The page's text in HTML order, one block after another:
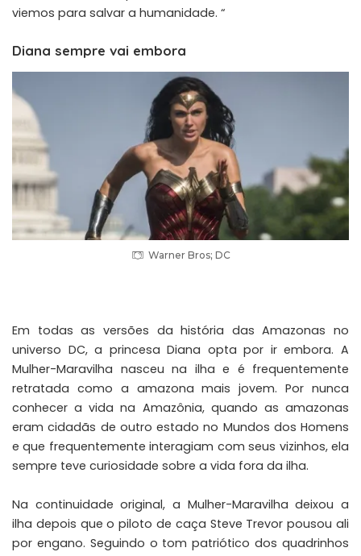
viemos para salvar a humanidade. “
Diana sempre vai embora
Warner Bros; DC
Em todas as versões da história das Amazonas no
universo DC, a princesa Diana opta por ir embora. A
Mulher-Maravilha nasceu na ilha e é frequentemente
retratada como a amazona mais jovem. Por nunca
conhecer a vida na Amazônia, quando as amazonas
eram cidadãs de outro estado no Mundos dos Homens
e que frequentemente interagiam com seus vizinhos, ela
sempre teve curiosidade sobre a vida fora da ilha.
Na continuidadeoriginal, a Mulher-Maravilha deixou a
ilha depois que o piloto de caça Steve Trevor pousou ali
por engano. Seguindo o tom patriótico dos quadrinhos